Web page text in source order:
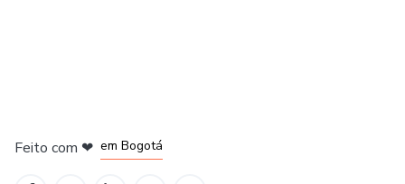
Feito com ❤ em Bogotá